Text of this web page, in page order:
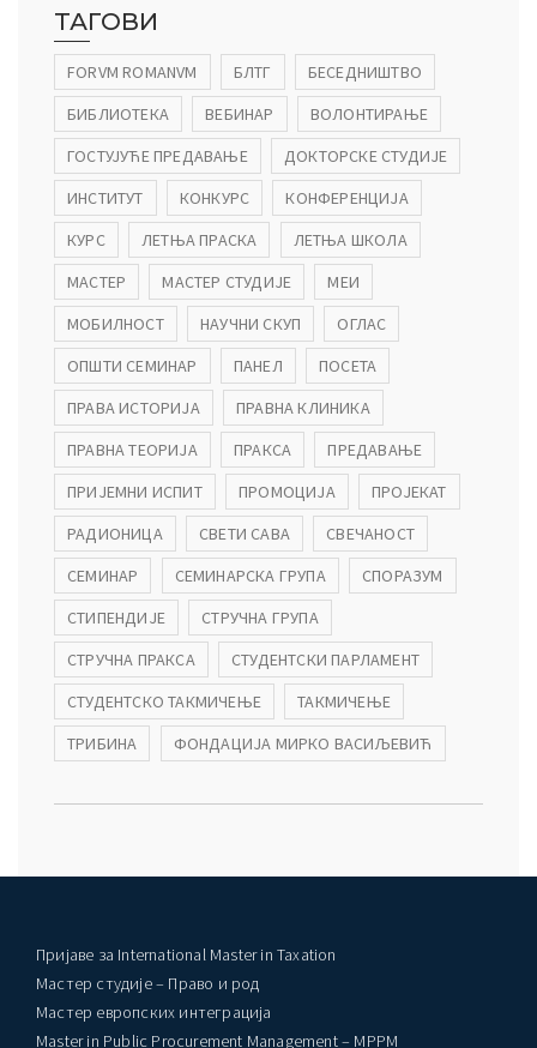
ТАГОВИ
FORVM ROMANVM БЛТГ
БЕСЕДНИШТВО
БИБЛИОТЕКА
ВЕБИНАР
ВОЛОНТИРАЊЕ
ГОСТУЈУЋЕ ПРЕДАВАЊЕ
ДОКТОРСКЕ СТУДИЈЕ
ИНСТИТУТ
КОНКУРС
КОНФЕРЕНЦИЈА
КУРС
ЛЕТЊА ПРАСКА
ЛЕТЊА ШКОЛА
МАСТЕР
МАСТЕР СТУДИЈЕ
МЕИ
МОБИЛНОСТ
НАУЧНИ СКУП
ОГЛАС
ОПШТИ СЕМИНАР
ПАНЕЛ
ПОСЕТА
ПРАВА ИСТОРИЈА
ПРАВНА КЛИНИКА
ПРАВНА ТЕОРИЈА
ПРАКСА
ПРЕДАВАЊЕ
ПРИЈЕМНИ ИСПИТ
ПРОМОЦИЈА
ПРОЈЕКАТ
РАДИОНИЦА
СВЕТИ САВА
СВЕЧАНОСТ
СЕМИНАР
СЕМИНАРСКА ГРУПА
СПОРАЗУМ
СТИПЕНДИЈЕ
СТРУЧНА ГРУПА
СТРУЧНА ПРАКСА
СТУДЕНТСКИ ПАРЛАМЕНТ
СТУДЕНТСКО ТАКМИЧЕЊЕ
ТАКМИЧЕЊЕ
ТРИБИНА
ФОНДАЦИЈА МИРКО ВАСИЉЕВИЋ
Пријаве за International Master in Taxation
Мастер студије – Право и род
Мастер европских интеграција
Master in Public Procurement Management – MPPM